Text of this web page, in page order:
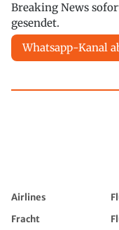
Breaking News
gesendet.
Whatsapp-Kanal
Airlines
Fracht